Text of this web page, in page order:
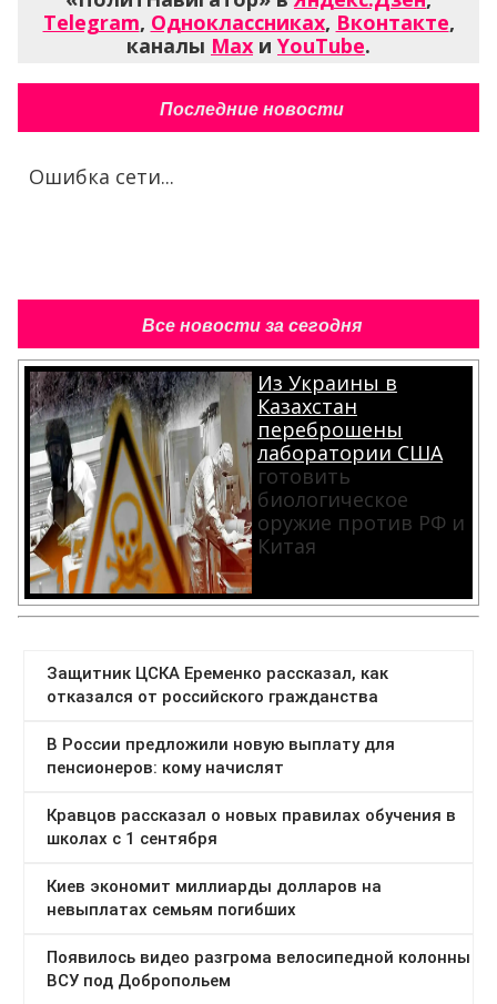
Telegram, Одноклассниках, Вконтакте,
каналы Max и YouTube.
Последние новости
Ошибка сети...
Все новости за сегодня
Из Украины в
Казахстан
переброшены
лаборатории США
готовить
биологическое
оружие против РФ и
Китая